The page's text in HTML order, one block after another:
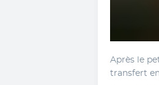
Après le
transfert